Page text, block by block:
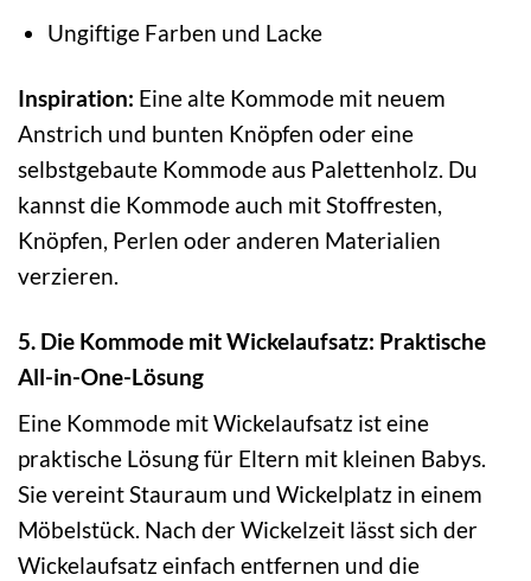
Ungiftige Farben und Lacke
Inspiration: Eine alte Kommode mit neuem
Anstrich und bunten Knöpfen oder eine
selbstgebaute Kommode aus Palettenholz. Du
kannst die Kommode auch mit Stoffresten,
Knöpfen, Perlen oder anderen Materialien
verzieren.
5. Die Kommode mit Wickelaufsatz: Praktische
All-in-One-Lösung
Eine Kommode mit Wickelaufsatz ist eine
praktische Lösung für Eltern mit kleinen Babys.
Sie vereint Stauraum und Wickelplatz in einem
Möbelstück. Nach der Wickelzeit lässt sich der
Wickelaufsatz einfach entfernen und die